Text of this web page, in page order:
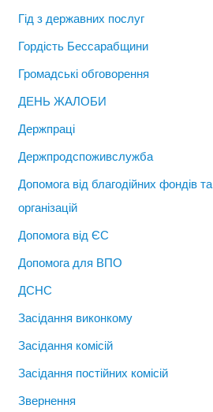
Гід з державних послуг
Гордість Бессарабщини
Громадські обговорення
ДЕНЬ ЖАЛОБИ
Держпраці
Держпродспоживслужба
Допомога від благодійних фондів та
організацій
Допомога від ЄС
Допомога для ВПО
ДСНС
Засідання виконкому
Засідання комісій
Засідання постійних комісій
Звернення